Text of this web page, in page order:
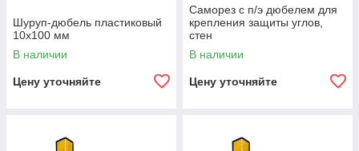
Шуруп-дюбель пластиковый
10х100 мм
В наличии
Цену уточняйте
Саморез с п/э дюбелем для
крепления защиты углов,
стен
В наличии
Цену уточняйте